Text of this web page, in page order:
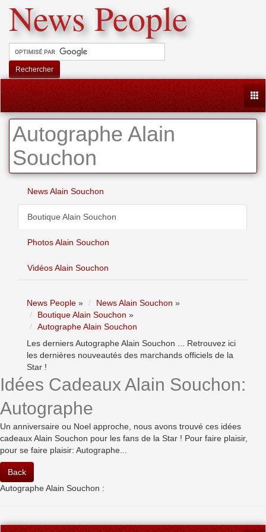
News People
Rechercher
Autographe Alain
Souchon
News Alain Souchon
Boutique Alain Souchon
Photos Alain Souchon
Vidéos Alain Souchon
News People » News Alain Souchon »
Boutique Alain Souchon »
Autographe Alain Souchon
Les derniers Autographe Alain Souchon ... Retrouvez ici
les dernières nouveautés des marchands officiels de la
Star !
Idées Cadeaux Alain Souchon:
Autographe
Un anniversaire ou Noel approche, nous avons trouvé ces idées
cadeaux Alain Souchon pour les fans de la Star ! Pour faire plaisir,
pour se faire plaisir: Autographe...
Back
Autographe Alain Souchon :